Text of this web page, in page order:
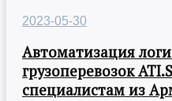
2023-05-30
Автоматизация
грузоперевозок
специалистам из